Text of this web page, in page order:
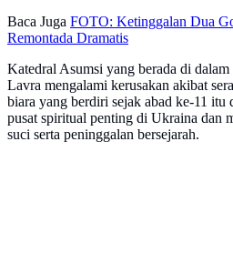
Baca Juga FOTO: Ketinggalan Dua
Remontada Dramatis
Katedral Asumsi yang berada di
Lavra mengalami kerusakan akibat
biara yang berdiri sejak abad ke-11 itu
pusat spiritual penting di Ukraina dan
suci serta peninggalan bersejarah.